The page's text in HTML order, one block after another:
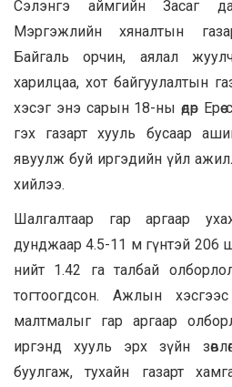
Сэлэнгэ аймгийн Засаг
Мэргэжлийн хяналтын
Байгаль орчин, аялал
харилцаа, хот байгуулалтын
хэсэг энэ сарын 18-ны өдөр
гэх газарт хууль бусаар
явуулж буй иргэдийн үйл
хийлээ.
Шалгалтаар гар аргаар
дунджаар 4.5-11 м гүнтэй 206
нийт 1.42 га талбай
тогтоогдсон. Ажлын
малтмалыг гар аргаар
иргэнд хууль эрх зүйн
буулгаж, тухайн газарт